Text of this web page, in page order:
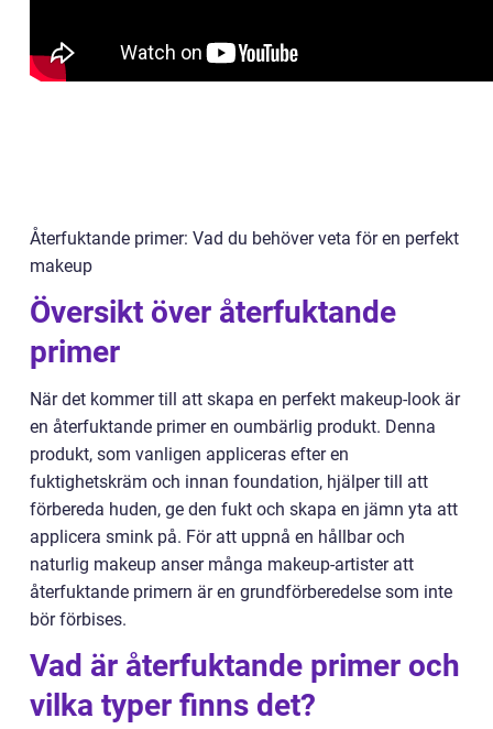
Återfuktande primer: Vad du behöver veta för en perfekt
makeup
Översikt över återfuktande
primer
När det kommer till att skapa en perfekt makeup-look är
en återfuktande primer en oumbärlig produkt. Denna
produkt, som vanligen appliceras efter en
fuktighetskräm och innan foundation, hjälper till att
förbereda huden, ge den fukt och skapa en jämn yta att
applicera smink på. För att uppnå en hållbar och
naturlig makeup anser många makeup-artister att
återfuktande primern är en grundförberedelse som inte
bör förbises.
Vad är återfuktande primer och
vilka typer finns det?